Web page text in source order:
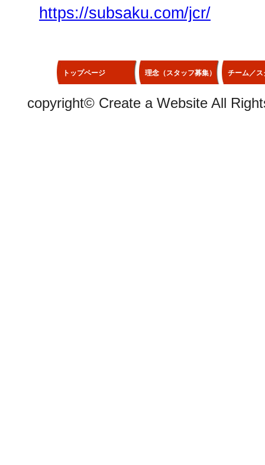
https://subsaku.com/jcr/
トップページ 理念（スタッフ募集） チーム／ス
copyright© Create a Website All